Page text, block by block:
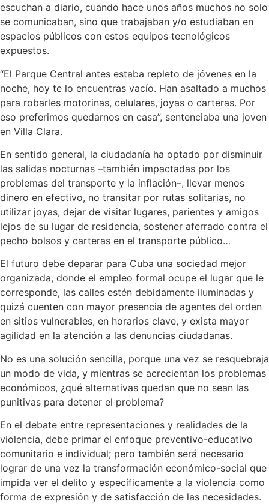
escuchan a diario, cuando hace unos años muchos no solo
se comunicaban, sino que trabajaban y/o estudiaban en
espacios públicos con estos equipos tecnológicos
expuestos.
“El Parque Central antes estaba repleto de jóvenes en la
noche, hoy te lo encuentras vacío. Han asaltado a muchos
para robarles motorinas, celulares, joyas o carteras. Por
eso preferimos quedarnos en casa”, sentenciaba una joven
en Villa Clara.
En sentido general, la ciudadanía ha optado por disminuir
las salidas nocturnas –también impactadas por los
problemas del transporte y la inflación–, llevar menos
dinero en efectivo, no transitar por rutas solitarias, no
utilizar joyas, dejar de visitar lugares, parientes y amigos
lejos de su lugar de residencia, sostener aferrado contra el
pecho bolsos y carteras en el transporte público…
El futuro debe deparar para Cuba una sociedad mejor
organizada, donde el empleo formal ocupe el lugar que le
corresponde, las calles estén debidamente iluminadas y
quizá cuenten con mayor presencia de agentes del orden
en sitios vulnerables, en horarios clave, y exista mayor
agilidad en la atención a las denuncias ciudadanas.
No es una solución sencilla, porque una vez se resquebraja
un modo de vida, y mientras se acrecientan los problemas
económicos, ¿qué alternativas quedan que no sean las
punitivas para detener el problema?
En el debate entre representaciones y realidades de la
violencia, debe primar el enfoque preventivo-educativo
comunitario e individual; pero también será necesario
lograr de una vez la transformación económico-social que
impida ver el delito y específicamente a la violencia como
forma de expresión y de satisfacción de las necesidades.